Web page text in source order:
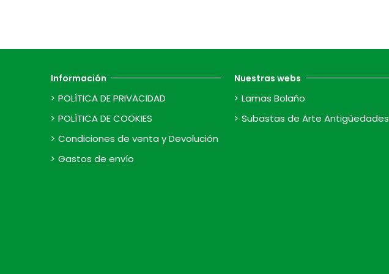
Información
POLÍTICA DE PRIVACIDAD
POLÍTICA DE COOKIES
Condiciones de venta y Devolución
Gastos de envío
Nuestras webs
Lamas Bolaño
Subastas de Arte Antigüedades